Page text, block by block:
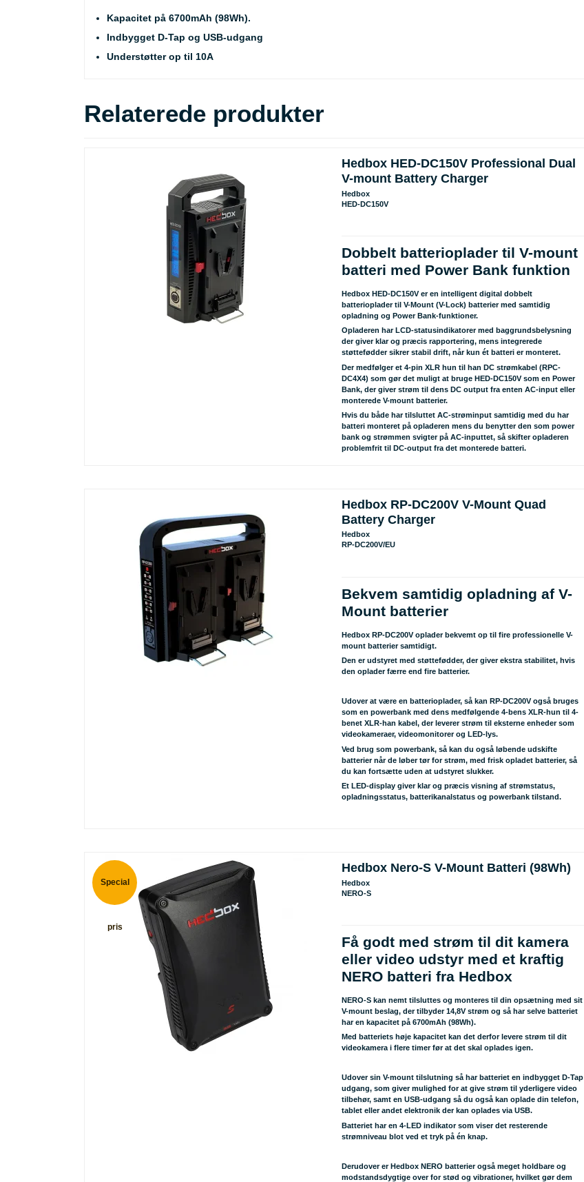
Kapacitet på 6700mAh (98Wh).
Indbygget D-Tap og USB-udgang
Understøtter op til 10A
Relaterede produkter
Hedbox HED-DC150V Professional Dual
V-mount Battery Charger
Hedbox
HED-DC150V
Dobbelt batterioplader til V-mount
batteri med Power Bank funktion
Hedbox HED-DC150V er en intelligent digital dobbelt
batterioplader til V-Mount (V-Lock) batterier med samtidig
opladning og Power Bank-funktioner.
Opladeren har LCD-statusindikatorer med baggrundsbelysning
der giver klar og præcis rapportering, mens integrerede
støttefødder sikrer stabil drift, når kun ét batteri er monteret.
Der medfølger et 4-pin XLR hun til han DC strømkabel (RPC-
DC4X4) som gør det muligt at bruge HED-DC150V som en Power
Bank, der giver strøm til dens DC output fra enten AC-input eller
monterede V-mount batterier.
Hvis du både har tilsluttet AC-strøminput samtidig med du har
batteri monteret på opladeren mens du benytter den som power
bank og strømmen svigter på AC-inputtet, så skifter opladeren
problemfrit til DC-output fra det monterede batteri.
Hedbox RP-DC200V V-Mount Quad
Battery Charger
Hedbox
RP-DC200V/EU
Bekvem samtidig opladning af V-
Mount batterier
Hedbox RP-DC200V oplader bekvemt op til fire professionelle V-
mount batterier samtidigt.
Den er udstyret med støttefødder, der giver ekstra stabilitet, hvis
den oplader færre end fire batterier.
Udover at være en batterioplader, så kan RP-DC200V også bruges
som en powerbank med dens medfølgende 4-bens XLR-hun til 4-
benet XLR-han kabel, der leverer strøm til eksterne enheder som
videokameraer, videomonitorer og LED-lys.
Ved brug som powerbank, så kan du også løbende udskifte
batterier når de løber tør for strøm, med frisk opladet batterier, så
du kan fortsætte uden at udstyret slukker.
Et LED-display giver klar og præcis visning af strømstatus,
opladningsstatus, batterikanalstatus og powerbank tilstand.
Special
pris
Hedbox Nero-S V-Mount Batteri (98Wh)
Hedbox
NERO-S
Få godt med strøm til dit kamera
eller video udstyr med et kraftig
NERO batteri fra Hedbox
NERO-S kan nemt tilsluttes og monteres til din opsætning med sit
V-mount beslag, der tilbyder 14,8V strøm og så har selve batteriet
har en kapacitet på 6700mAh (98Wh).
Med batteriets høje kapacitet kan det derfor levere strøm til dit
videokamera i flere timer før at det skal oplades igen.
Udover sin V-mount tilslutning så har batteriet en indbygget D-Tap
udgang, som giver mulighed for at give strøm til yderligere video
tilbehør, samt en USB-udgang så du også kan oplade din telefon,
tablet eller andet elektronik der kan oplades via USB.
Batteriet har en 4-LED indikator som viser det resterende
strømniveau blot ved et tryk på én knap.
Derudover er Hedbox NERO batterier også meget holdbare og
modstandsdygtige over for stød og vibrationer, hvilket gør dem